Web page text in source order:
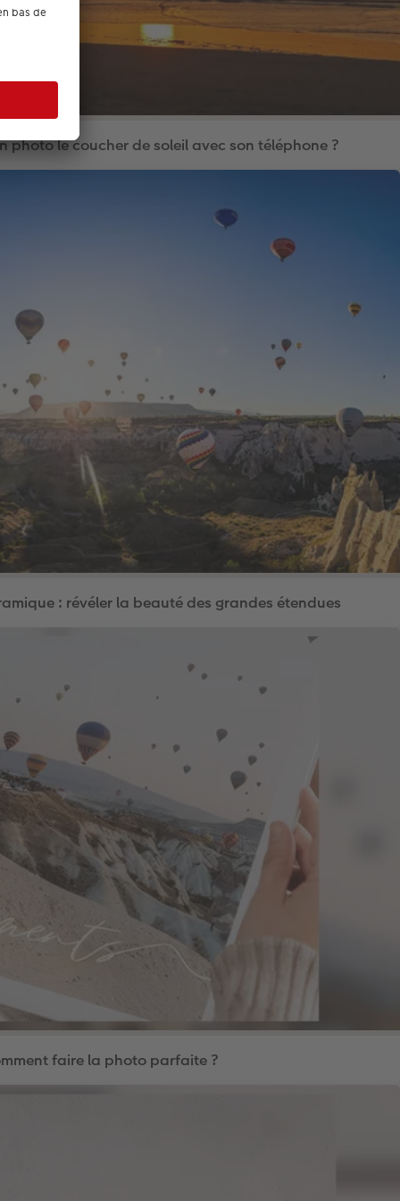
photo le coucher de soleil avec son téléphone ?
: révéler la beauté des grandes étendues
faire la photo parfaite ?